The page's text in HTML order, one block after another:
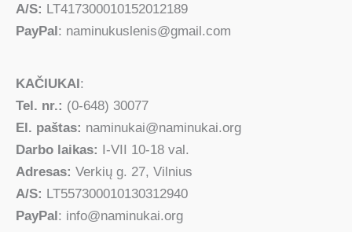
A/S: LT417300010152012189
PayPal: naminukuslenis@gmail.com
KAČIUKAI :
Tel. nr.: (0-648) 30077
El. paštas: naminukai@naminukai.org
Darbo laikas:
I-VII 10-18 val.
Adresas: Verkių g. 27, Vilnius
A/S: LT557300010130312940
PayPal : info@naminukai.org